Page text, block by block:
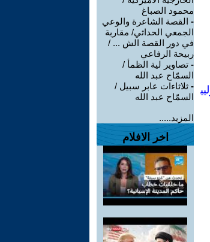
أطول ثورة)1971. جوليي
محمود الصباغ
- القصة الشاعرة والوعي
الجمعي الحداثي/ مقاربة
في دور القصة الش ... /
ربيحة الرفاعي
- تصاوير لية الظمأ /
السمّاح عبد الله
- ثلاثاءات عابر سبيل /
السمّاح عبد الله
المزيد.....
اخر الافلام